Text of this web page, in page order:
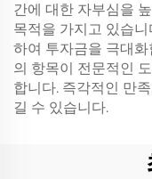
간에 대한 자부심을
목적을 가지고 있습
하여 투자금을 극대
의 항목이 전문적인
합니다. 즉각적인 만
길 수 있습니다.